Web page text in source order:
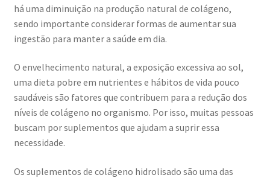
há uma diminuição na produção natural de colágeno,
sendo importante considerar formas de aumentar sua
ingestão para manter a saúde em dia.
O envelhecimento natural, a exposição excessiva ao sol,
uma dieta pobre em nutrientes e hábitos de vida pouco
saudáveis são fatores que contribuem para a redução dos
níveis de colágeno no organismo. Por isso, muitas pessoas
buscam por suplementos que ajudam a suprir essa
necessidade.
Os suplementos de colágeno hidrolisado são uma das